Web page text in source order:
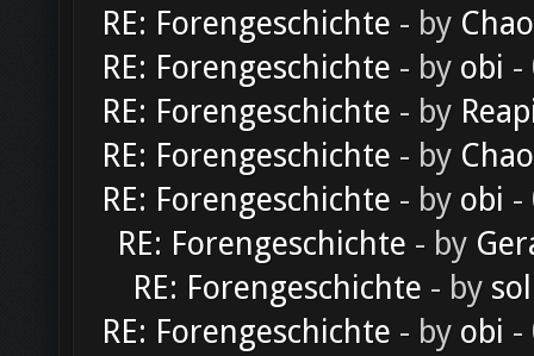
RE: Forengeschichte - by
RE: Forengeschichte - by obi -
RE: Forengeschichte - by
RE: Forengeschichte - by
RE: Forengeschichte - by obi -
RE: Forengeschichte - by
RE: Forengeschichte - by
RE: Forengeschichte - by obi -